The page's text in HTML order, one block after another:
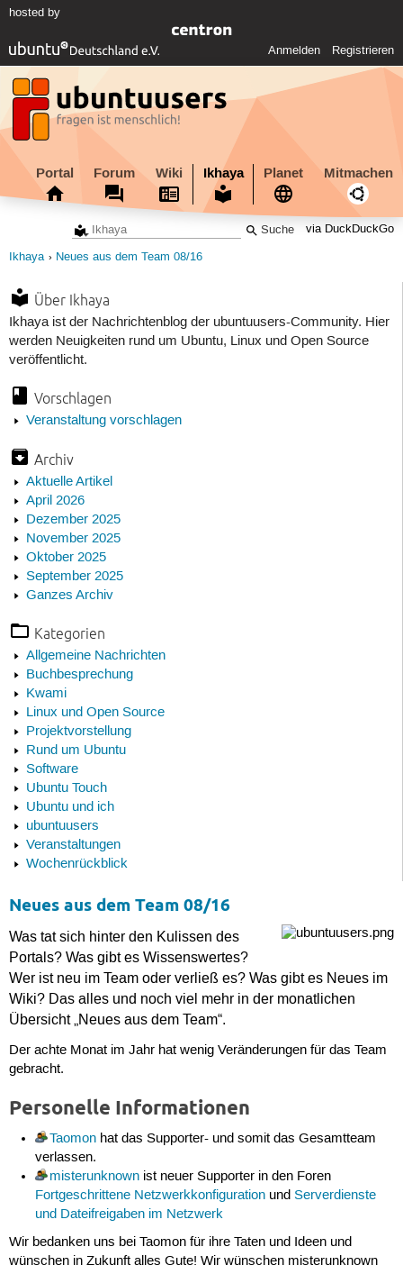
hosted by
Anmelden Registrieren
Portal Forum Wiki Ikhaya Planet Mitmachen
via DuckDuckGo
Ikhaya Neues aus dem Team 08/16
Über Ikhaya
Ikhaya ist der Nachrichtenblog der ubuntuusers-Community. Hier
werden Neuigkeiten rund um Ubuntu, Linux und Open Source
veröffentlicht.
Vorschlagen
Veranstaltung vorschlagen
Archiv
Aktuelle Artikel
April 2026
Dezember 2025
November 2025
Oktober 2025
September 2025
Ganzes Archiv
Kategorien
Allgemeine Nachrichten
Buchbesprechung
Kwami
Linux und Open Source
Projektvorstellung
Rund um Ubuntu
Software
Ubuntu Touch
Ubuntu und ich
ubuntuusers
Veranstaltungen
Wochenrückblick
Neues aus dem Team 08/16
Was tat sich hinter den Kulissen des
Portals? Was gibt es Wissenswertes?
Wer ist neu im Team oder verließ es? Was gibt es Neues im
Wiki? Das alles und noch viel mehr in der monatlichen
Übersicht „Neues aus dem Team“.
Der achte Monat im Jahr hat wenig Veränderungen für das Team
gebracht.
Personelle Informationen
Taomon hat das Supporter- und somit das Gesamtteam
verlassen.
misterunknown ist neuer Supporter in den Foren
Fortgeschrittene Netzwerkkonfiguration undServerdienste
und Dateifreigaben im Netzwerk
Wir bedanken uns bei Taomon für ihre Taten und Ideen und
wünschen in Zukunft alles Gute! Wir wünschen misterunknown